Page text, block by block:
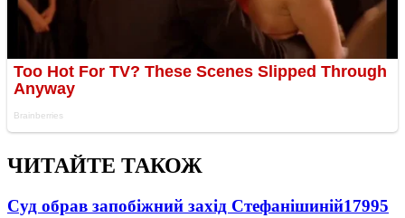
ЧИТАЙТЕ ТАКОЖ
Суд обрав запобіжний захід Стефанішиній17995